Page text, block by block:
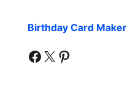
Birthday Card Maker
facebook
twitter
pinterest